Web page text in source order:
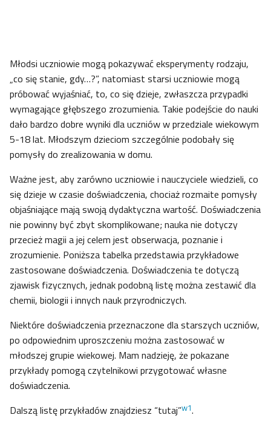
Młodsi uczniowie mogą pokazywać eksperymenty rodzaju,
„co się stanie, gdy…?”, natomiast starsi uczniowie mogą
próbować wyjaśniać, to, co się dzieje, zwłaszcza przypadki
wymagające głębszego zrozumienia. Takie podejście do nauki
dało bardzo dobre wyniki dla uczniów w przedziale wiekowym
5-18 lat. Młodszym dzieciom szczególnie podobały się
pomysły do zrealizowania w domu.
Ważne jest, aby zarówno uczniowie i nauczyciele wiedzieli, co
się dzieje w czasie doświadczenia, chociaż rozmaite pomysły
objaśniające mają swoją dydaktyczna wartość. Doświadczenia
nie powinny być zbyt skomplikowane; nauka nie dotyczy
przecież magii a jej celem jest obserwacja, poznanie i
zrozumienie. Poniższa tabelka przedstawia przykładowe
zastosowane doświadczenia. Doświadczenia te dotyczą
zjawisk fizycznych, jednak podobną listę można zestawić dla
chemii, biologii i innych nauk przyrodniczych.
Niektóre doświadczenia przeznaczone dla starszych uczniów,
po odpowiednim uproszczeniu można zastosować w
młodszej grupie wiekowej. Mam nadzieję, że pokazane
przykłady pomogą czytelnikowi przygotować własne
doświadczenia.
Dalszą listę przykładów znajdziesz “tutaj”w1.